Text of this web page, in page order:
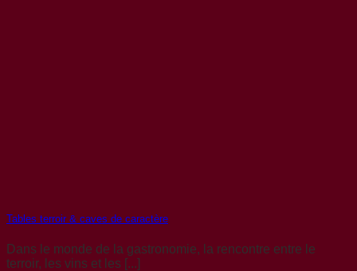
Tables terroir & caves de caractère
Dans le monde de la gastronomie, la rencontre entre le
terroir, les vins et les [...]